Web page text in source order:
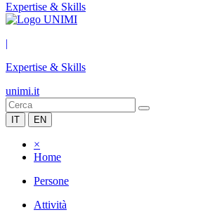
Expertise & Skills
|
Expertise & Skills
unimi.it
IT EN
×
Home
Persone
Attività